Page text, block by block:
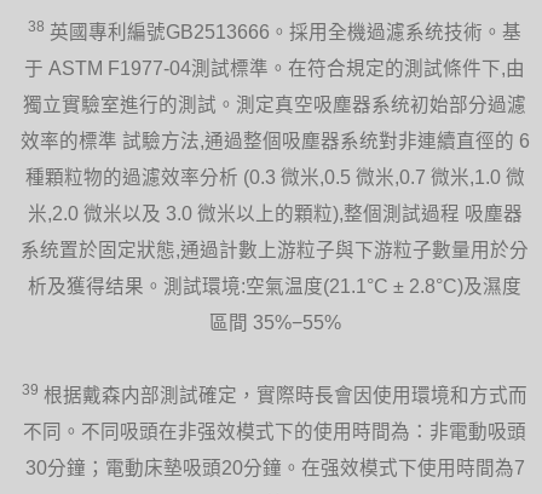
38 英國專利編號GB2513666。採用全機過濾系统技術。基
于 ASTM F1977-04測試標準。在符合規定的測試條件下,由
獨立實驗室進行的測試。測定真空吸塵器系统初始部分過濾
效率的標準 試驗方法,通過整個吸塵器系统對非連續直徑的 6
種顆粒物的過濾效率分析 (0.3 微米,0.5 微米,0.7 微米,1.0 微
米,2.0 微米以及 3.0 微米以上的顆粒),整個測試過程 吸塵器
系统置於固定狀態,通過計數上游粒子與下游粒子數量用於分
析及獲得结果。測試環境:空氣温度(21.1°C ± 2.8°C)及濕度
區間 35%−55%
39 根据戴森内部測試確定，實際時長會因使用環境和方式而
不同。不同吸頭在非强效模式下的使用時間為：非電動吸頭
30分鐘；電動床墊吸頭20分鐘。在强效模式下使用時間為7